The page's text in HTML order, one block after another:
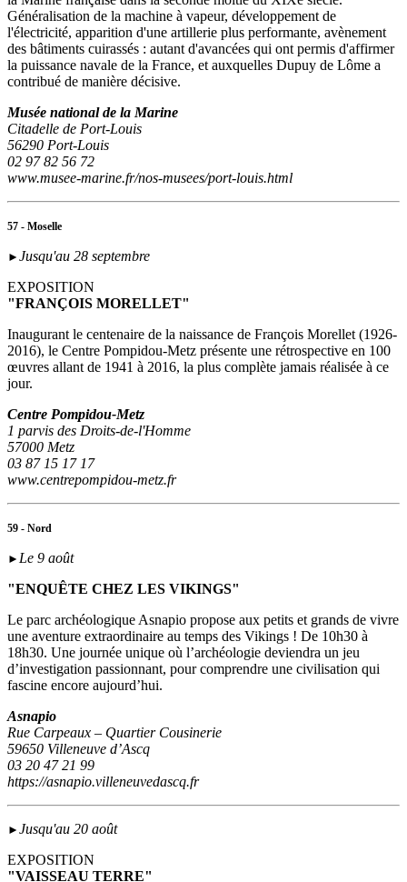
Généralisation de la machine à vapeur, développement de
l'électricité, apparition d'une artillerie plus performante, avènement
des bâtiments cuirassés : autant d'avancées qui ont permis d'affirmer
la puissance navale de la France, et auxquelles Dupuy de Lôme a
contribué de manière décisive.
Musée national de la Marine
Citadelle de Port-Louis
56290 Port-Louis
02 97 82 56 72
www.musee-marine.fr/nos-musees/port-louis.html
57 - Moselle
► Jusqu'au 28 septembre
EXPOSITION
"FRANÇOIS MORELLET"
Inaugurant le centenaire de la naissance de François Morellet (1926-
2016), le Centre Pompidou-Metz présente une rétrospective en 100
œuvres allant de 1941 à 2016, la plus complète jamais réalisée à ce
jour.
Centre Pompidou-Metz
1 parvis des Droits-de-l'Homme
57000 Metz
03 87 15 17 17
www.centrepompidou-metz.fr
59 - Nord
► Le 9 août
"ENQUÊTE CHEZ LES VIKINGS"
Le parc archéologique Asnapio propose aux petits et grands de vivre
une aventure extraordinaire au temps des Vikings ! De 10h30 à
18h30. Une journée unique où l’archéologie deviendra un jeu
d’investigation passionnant, pour comprendre une civilisation qui
fascine encore aujourd’hui.
Asnapio
Rue Carpeaux – Quartier Cousinerie
59650 Villeneuve d’Ascq
03 20 47 21 99
https://asnapio.villeneuvedascq.fr
► Jusqu'au 20 août
EXPOSITION
"VAISSEAU TERRE"